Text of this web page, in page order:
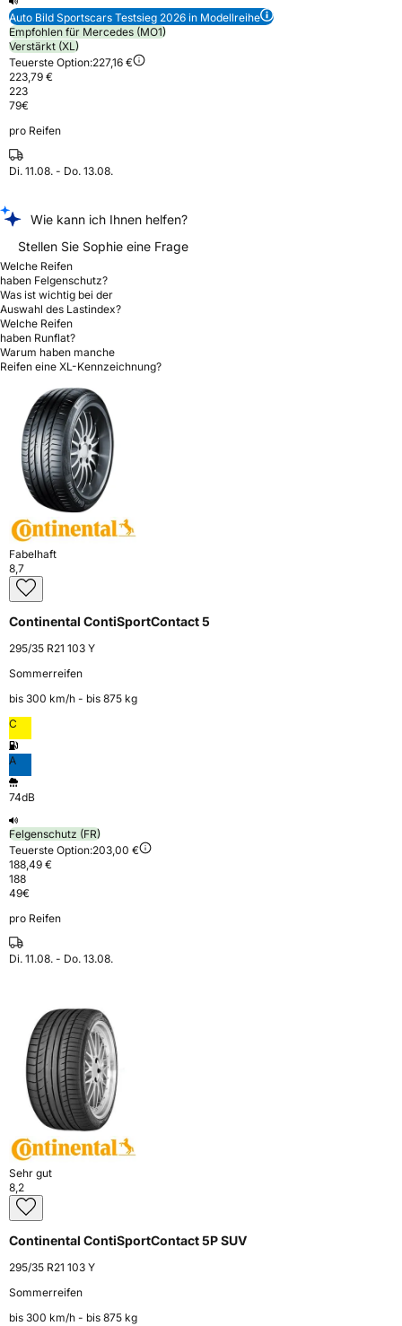
Auto Bild Sportscars Testsieg 2026 in Modellreihe
Empfohlen für Mercedes (MO1)
Verstärkt (XL)
Teuerste Option:227,16 €
223,79 €
223
79€
pro Reifen
Di. 11.08. - Do. 13.08.
Wie kann ich Ihnen helfen?
Stellen Sie Sophie eine Frage
Welche Reifen
haben Felgenschutz?
Was ist wichtig bei der
Auswahl des Lastindex?
Welche Reifen
haben Runflat?
Warum haben manche
Reifen eine XL-Kennzeichnung?
Fabelhaft
8,7
Continental ContiSportContact 5
295/35 R21 103 Y
Sommerreifen
bis 300 km⁠/⁠h - bis 875 kg
C
A
74dB
Felgenschutz (FR)
Teuerste Option:203,00 €
188,49 €
188
49€
pro Reifen
Di. 11.08. - Do. 13.08.
Sehr gut
8,2
Continental ContiSportContact 5P SUV
295/35 R21 103 Y
Sommerreifen
bis 300 km⁠/⁠h - bis 875 kg